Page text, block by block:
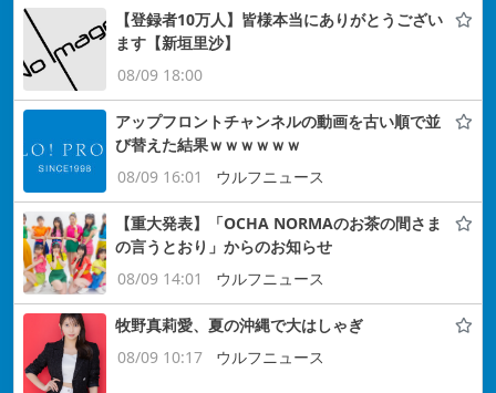
【登録者10万人】皆様本当にありがとうござい
ます【新垣里沙】
08/09 18:00
アップフロントチャンネルの動画を古い順で並
び替えた結果ｗｗｗｗｗｗ
08/09 16:01
ウルフニュース
【重大発表】「OCHA NORMAのお茶の間さま
の言うとおり」からのお知らせ
08/09 14:01
ウルフニュース
牧野真莉愛、夏の沖縄で大はしゃぎ
08/09 10:17
ウルフニュース